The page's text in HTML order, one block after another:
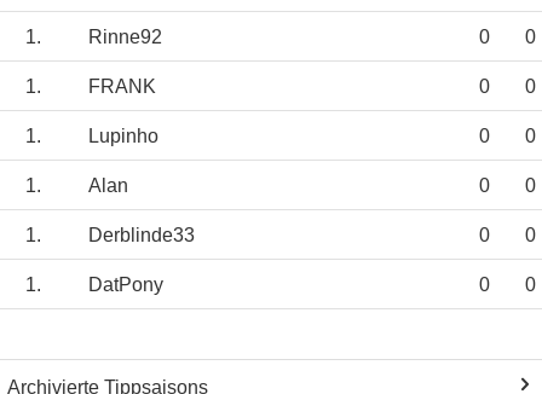
1. Rinne92 0 0
1. FRANK 0 0
1. Lupinho 0 0
1. Alan 0 0
1. Derblinde33 0 0
1. DatPony 0 0
Archivierte Tippsaisons